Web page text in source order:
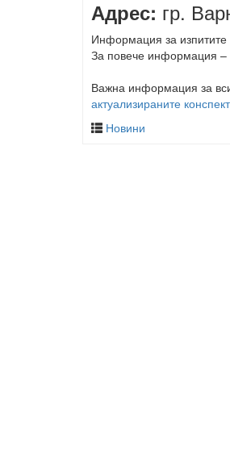
Адрес: гр.
Информация за
За повече информация –
Важна информация за
актуализираните
Новини